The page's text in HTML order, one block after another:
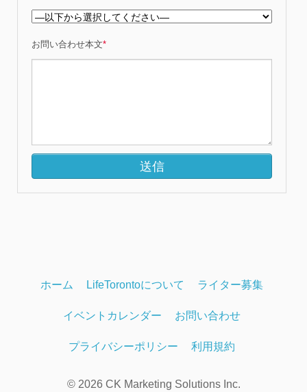
お問い合わせ本文*
ホーム LifeTorontoについて ライター募集
イベントカレンダー お問い合わせ
プライバシーポリシー 利用規約
© 2026 CK Marketing Solutions Inc.